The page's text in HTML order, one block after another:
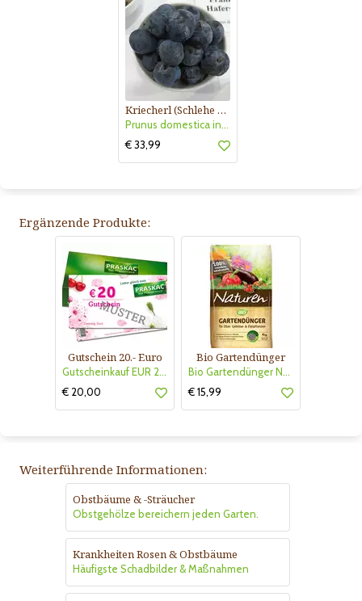
Kriecherl (Schlehe x Kriecherl)
Prunus domestica insititia ’Fränkische Haferschlehe’
€ 33,99
Ergänzende Produkte:
Gutschein 20.- Euro
Gutscheinkauf EUR 20.-
€ 20,00
Bio Gartendünger
Bio Gartendünger Naturen
€ 15,99
Weiterführende Informationen:
Obstbäume & -Sträucher
Obstgehölze bereichern jeden Garten.
Krankheiten Rosen & Obstbäume
Häufigste Schadbilder & Maßnahmen